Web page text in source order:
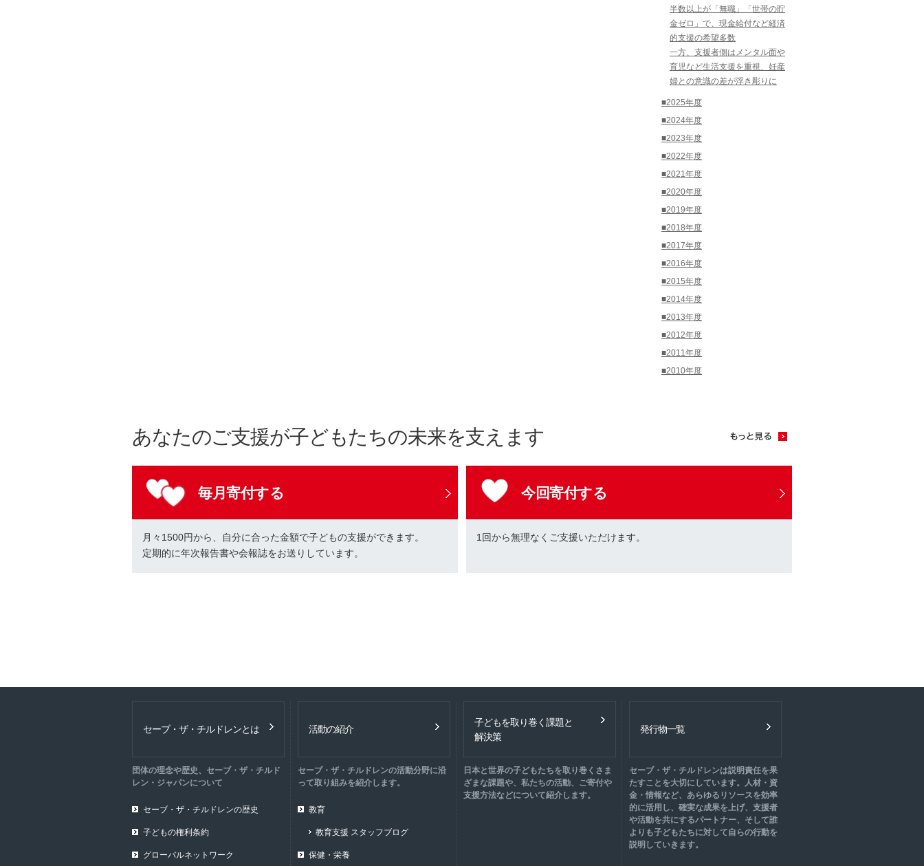
半数以上が「無職」「世帯の貯
金ゼロ」で、現金給付など経済
的支援の希望多数
一方、支援者側はメンタル面や
育児など生活支援を重視、妊産
婦との意識の差が浮き彫りに
■2025年度
■2024年度
■2023年度
■2022年度
■2021年度
■2020年度
■2019年度
■2018年度
■2017年度
■2016年度
■2015年度
■2014年度
■2013年度
■2012年度
■2011年度
■2010年度
あなたのご支援が子どもたちの未来を支えます
毎月寄付する
月々1500円から、自分に合った金額で子どもの支援ができます。
定期的に年次報告書や会報誌をお送りしています。
今回寄付する
1回から無理なくご支援いただけます。
セーブ・ザ・チルドレンとは
団体の理念や歴史、セーブ・ザ・チルド
レン・ジャパンについて
セーブ・ザ・チルドレンの歴史
子どもの権利条約
グローバルネットワーク
活動の紹介
セーブ・ザ・チルドレンの活動分野に沿
って取り組みを紹介します。
教育
教育支援 スタッフブログ
保健・栄養
子どもを取り巻く課題と
解決策
日本と世界の子どもたちを取り巻くさま
ざまな課題や、私たちの活動、ご寄付や
支援方法などについて紹介します。
発行物一覧
セーブ・ザ・チルドレンは説明責任を果
たすことを大切にしています。人材・資
金・情報など、あらゆるリソースを効率
的に活用し、確実な成果を上げ、支援者
や活動を共にするパートナー、そして誰
よりも子どもたちに対して自らの行動を
説明していきます。